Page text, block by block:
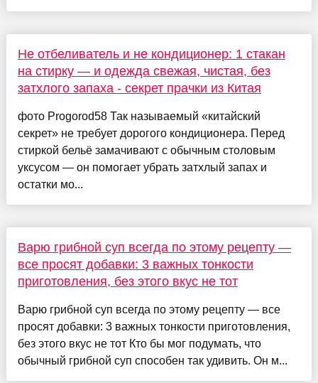
Не отбеливатель и не кондиционер: 1 стакан
на стирку — и одежда свежая, чистая, без
затхлого запаха - секрет прачки из Китая
фото Progorod58 Так называемый «китайский
секрет» не требует дорогого кондиционера. Перед
стиркой бельё замачивают с обычным столовым
уксусом — он помогает убрать затхлый запах и
остатки мо...
Варю грибной суп всегда по этому рецепту —
все просят добавки: 3 важных тонкости
приготовления, без этого вкус не тот
Варю грибной суп всегда по этому рецепту — все
просят добавки: 3 важных тонкости приготовления,
без этого вкус не тот Кто бы мог подумать, что
обычный грибной суп способен так удивить. Он м...